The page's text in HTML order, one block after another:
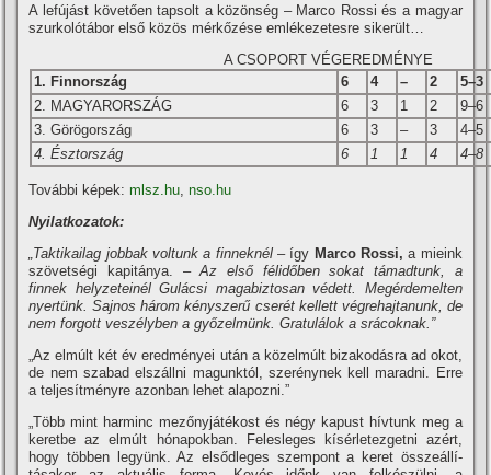
A lefújást követően tapsolt a közönség – Marco Rossi és a magyar
szurkolótábor első közös mérkőzése emlékezetesre sikerült…
A CSOPORT VÉGEREDMÉNYE
1. Finnország
6 4 – 2
5–3
2. MAGYARORSZÁG
6 3 1 2
9–6
3. Görögország
6 3 – 3
4–5
4. Észtország
6 1 1 4 4–8
További képek:mlsz.hu ,nso.hu
Nyilatkozatok:
„Taktikailag jobbak voltunk a finneknél – í­gy Marco Rossi, a mieink
szövetségi kapitánya. –Az első félidőben sokat támadtunk, a
finnek helyzeteinél Gulácsi magabiztosan védett. Megérdemelten
nyertünk. Sajnos három kényszerű cserét kellett végrehajtanunk, de
nem forgott veszélyben a győzelmünk. Gratulálok a srácoknak.”
„Az elmúlt két év eredményei után a közelmúlt bizakodásra ad okot,
de nem szabad elszállni magunktól, szerénynek kell maradni. Erre
a teljesí­tményre azonban lehet alapozni.”
„Több mint harminc mezőnyjátékost és négy kapust hí­vtunk meg a
keretbe az elmúlt hónapokban. Felesleges kí­sérletezgetni azért,
hogy többen legyünk. Az elsődleges szempont a keret összeállí­